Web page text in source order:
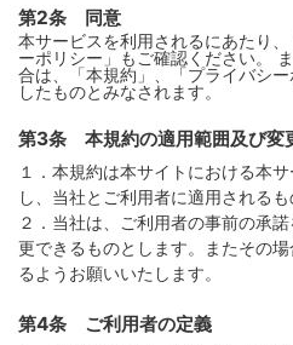
第2条 同意
本サービスを利用されるにあたり
ーポリシー」もご確認ください。
合は、「本規約」、「プライバシ
したものとみなされます。
第3条 本規約の適用範囲及び変
１．本規約は本サイトにおける本
し、当社とご利用者に適用されるも
２．当社は、ご利用者の事前の承
更できるものとします。またその
るようお願いいたします。
第4条 ご利用者の定義